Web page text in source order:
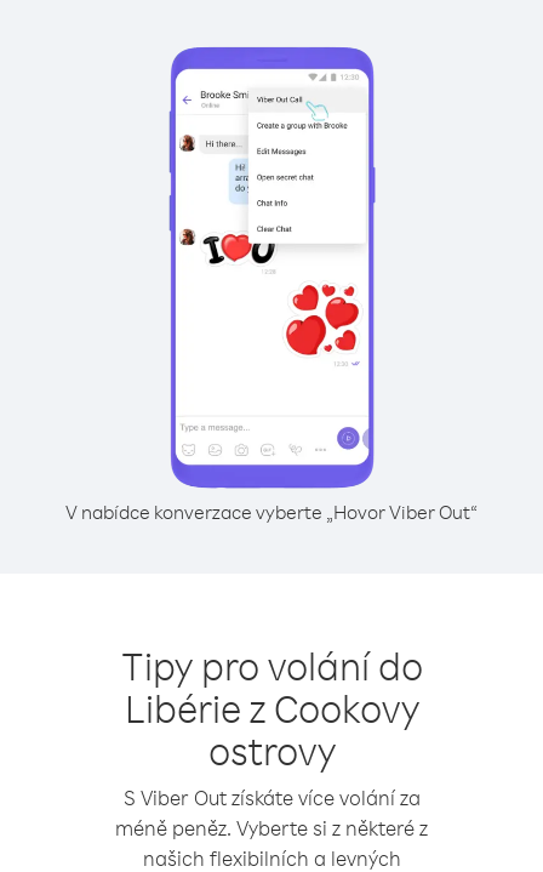
V nabídce konverzace vyberte „Hovor Viber Out“
Tipy pro volání do
Libérie z Cookovy
ostrovy
S Viber Out získáte více volání za
méně peněz. Vyberte si z některé z
našich flexibilních a levných